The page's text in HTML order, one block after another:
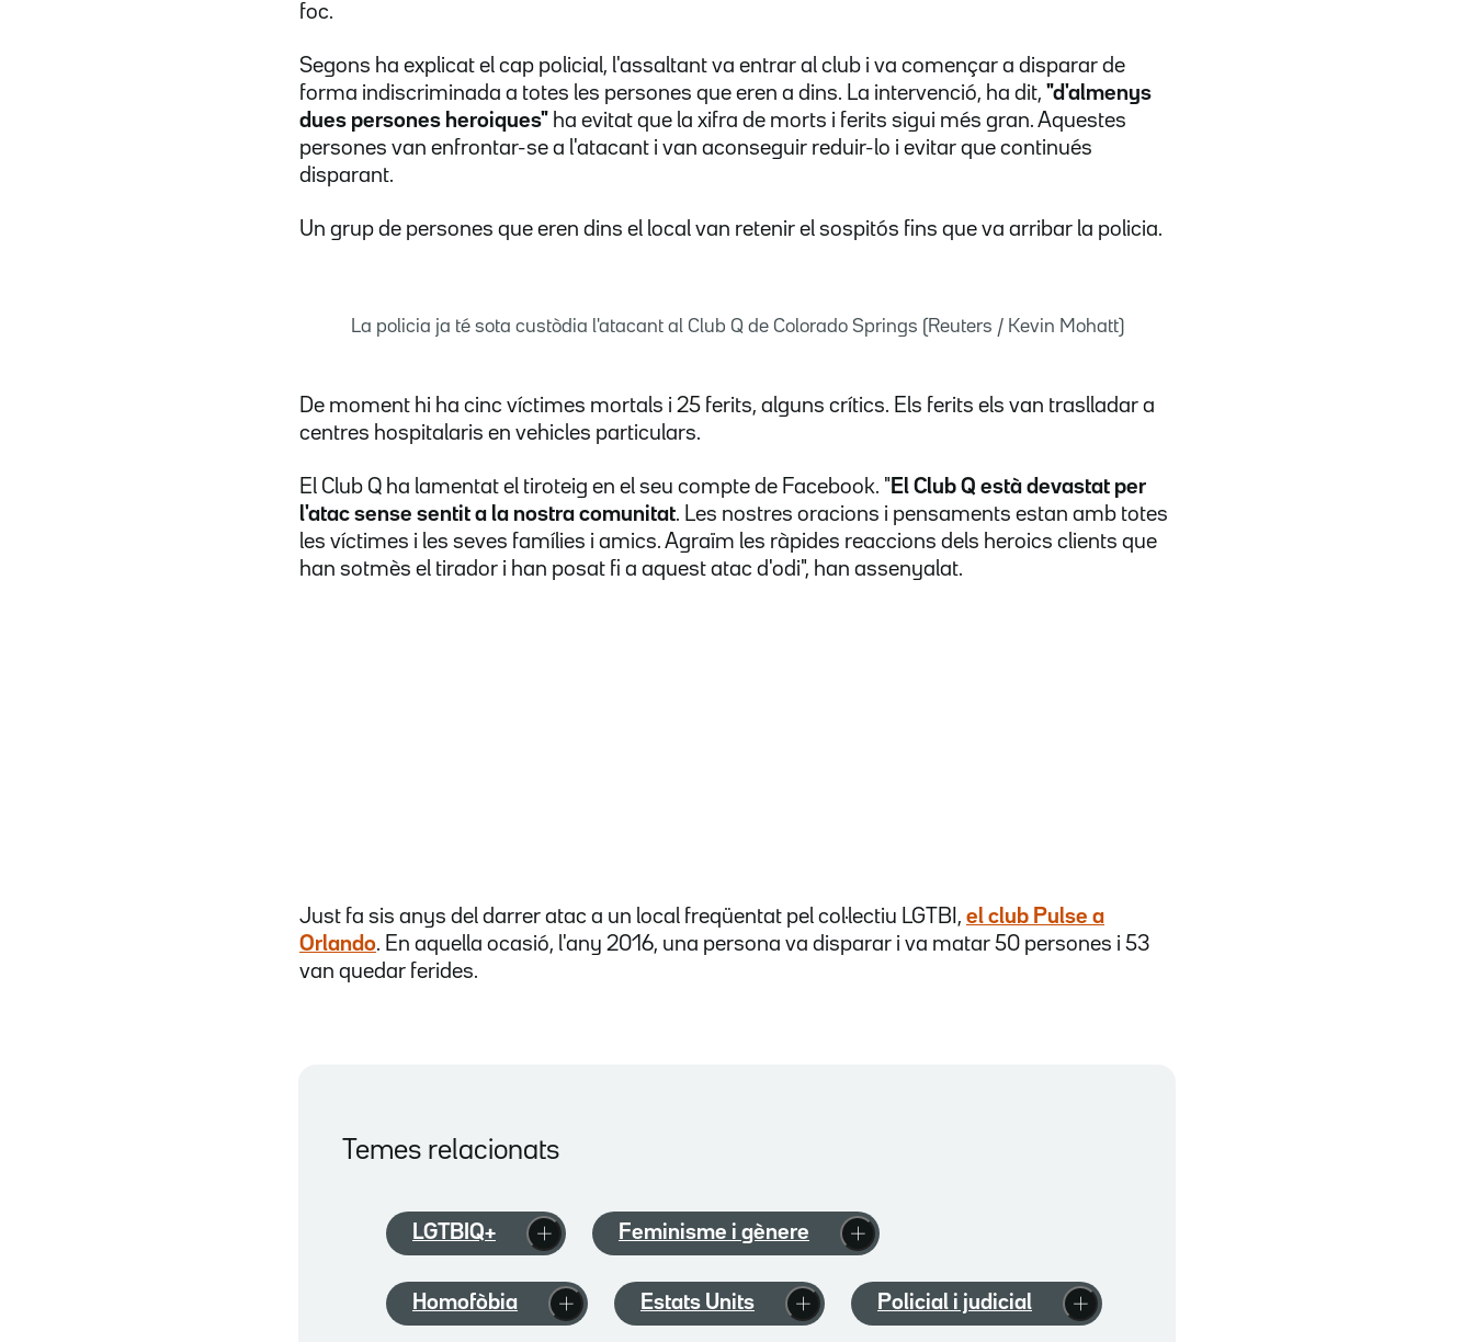
foc.
Segons ha explicat el cap policial, l'assaltant va entrar al club i va començar a disparar de
forma indiscriminada a totes les persones que eren a dins. La intervenció, ha dit, "d'almenys
dues persones heroiques" ha evitat que la xifra de morts i ferits sigui més gran. Aquestes
persones van enfrontar-se a l'atacant i van aconseguir reduir-lo i evitar que continués
disparant.
Un grup de persones que eren dins el local van retenir el sospitós fins que va arribar la policia.
La policia ja té sota custòdia l'atacant al Club Q de Colorado Springs (Reuters / Kevin Mohatt)
De moment hi ha cinc víctimes mortals i 25 ferits, alguns crítics. Els ferits els van traslladar a
centres hospitalaris en vehicles particulars.
El Club Q ha lamentat el tiroteig en el seu compte de Facebook. " El Club Q està devastat per
l'atac sense sentit a la nostra comunitat. Les nostres oracions i pensaments estan amb totes
les víctimes i les seves famílies i amics. Agraïm les ràpides reaccions dels heroics clients que
han sotmès el tirador i han posat fi a aquest atac d'odi", han assenyalat.
Just fa sis anys del darrer atac a un local freqüentat pel col·lectiu LGTBI, el club Pulse a
Orlando. En aquella ocasió, l'any 2016, una persona va disparar i va matar 50 persones i 53
van quedar ferides.
Temes relacionats
LGTBIQ+ Feminisme i gènere
Homofòbia Estats Units Policial i judicial